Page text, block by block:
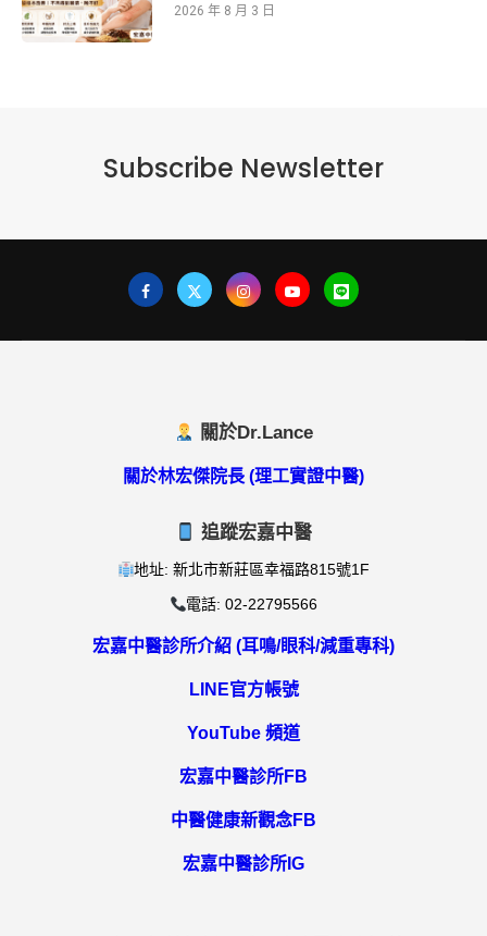
2026 年 8 月 3 日
Subscribe Newsletter
關於Dr.Lance
關於林宏傑院長 (理工實證中醫)
追蹤宏嘉中醫
地址: 新北市新莊區幸福路815號1F
電話: 02-22795566
宏嘉中醫診所介紹 (耳鳴/眼科/減重專科)
LINE官方帳號
YouTube 頻道
宏嘉中醫診所FB
中醫健康新觀念FB
宏嘉中醫診所IG